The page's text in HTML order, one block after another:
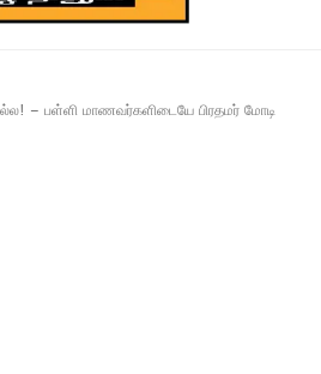
– பள்ளி மாணவர்களிடையே பிரதமர் மோடி